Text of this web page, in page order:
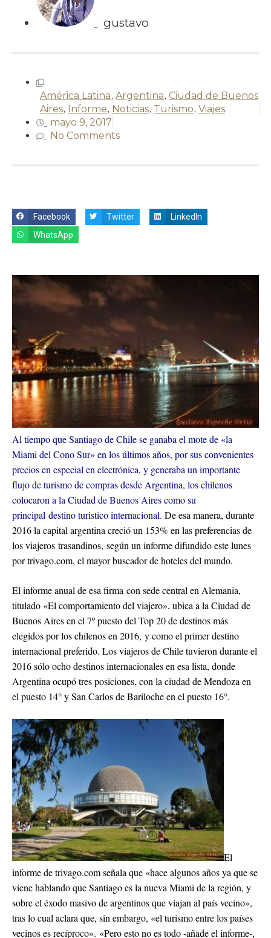
gustavo
América Latina, Argentina, Ciudad de Buenos
Aires, Informe, Noticias, Turismo, Viajes
mayo 9, 2017
No Comments
Facebook Twitter
LinkedIn
WhatsApp
Al tiempo que Santiago de Chile se ganaba el mote de «la
Miami del Cono Sur» en los últimos años, por sus convenientes
precios en especial en electrónica, y generaba un importante
flujo de turismo de compras desde Argentina, los chilenos
colocaron a la Ciudad de Buenos Aires como su
principal destino turistico internacional. De esa manera, durante
2016 la capital argentina creció un 153% en las preferencias de
los viajeros trasandinos, según un informe difundido este lunes
por trivago.com, el mayor buscador de hoteles del mundo.
El informe anual de esa firma con sede central en Alemania,
titulado «El comportamiento del viajero», ubica a la Ciudad de
Buenos Aires en el 7º puesto del Top 20 de destinos más
elegidos por los chilenos en 2016, y como el primer destino
internacional preferido. Los viajeros de Chile tuvieron durante el
2016 sólo ocho destinos internacionales en esa lista, donde
Argentina ocupó tres posiciones, con la ciudad de Mendoza en
el puesto 14° y San Carlos de Bariloche en el puesto 16°.
El
informe de trivago.com señala que «hace algunos años ya que se
viene hablando que Santiago es la nueva Miami de la región, y
sobre el éxodo masivo de argentinos que viajan al país vecino»,
tras lo cual aclara que, sin embargo, «el turismo entre los países
vecinos es recíproco». «Pero esto no es todo -añade el informe-,